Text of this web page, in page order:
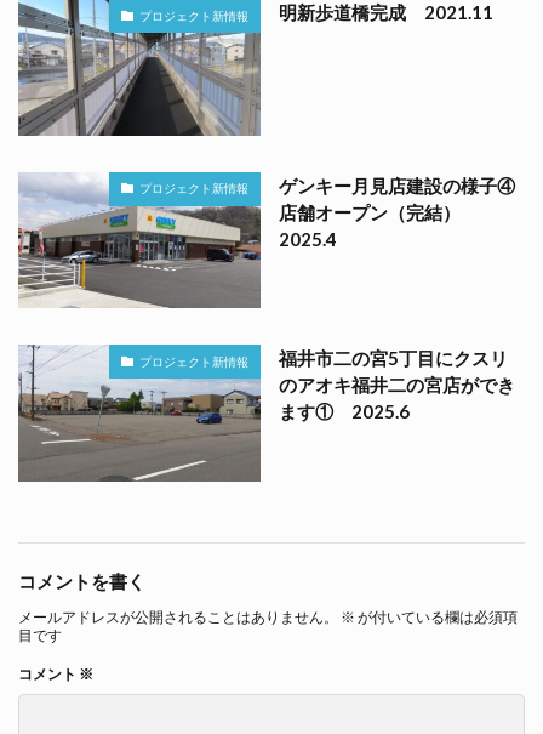
プロジェクト新情報 明新歩道橋完成 2021.11
プロジェクト新情報
ゲンキー月見店建設の様子④
店舗オープン（完結）
2025.4
プロジェクト新情報
福井市二の宮5丁目にクスリ
のアオキ福井二の宮店ができ
ます① 2025.6
コメントを書く
メールアドレスが公開されることはありません。 ※ が付いている欄は必須項
目です
コメント ※